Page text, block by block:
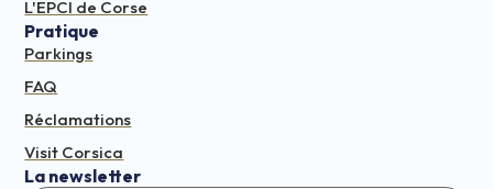
L'EPCI de Corse
Pratique
Parkings
FAQ
Réclamations
Visit Corsica
La newsletter